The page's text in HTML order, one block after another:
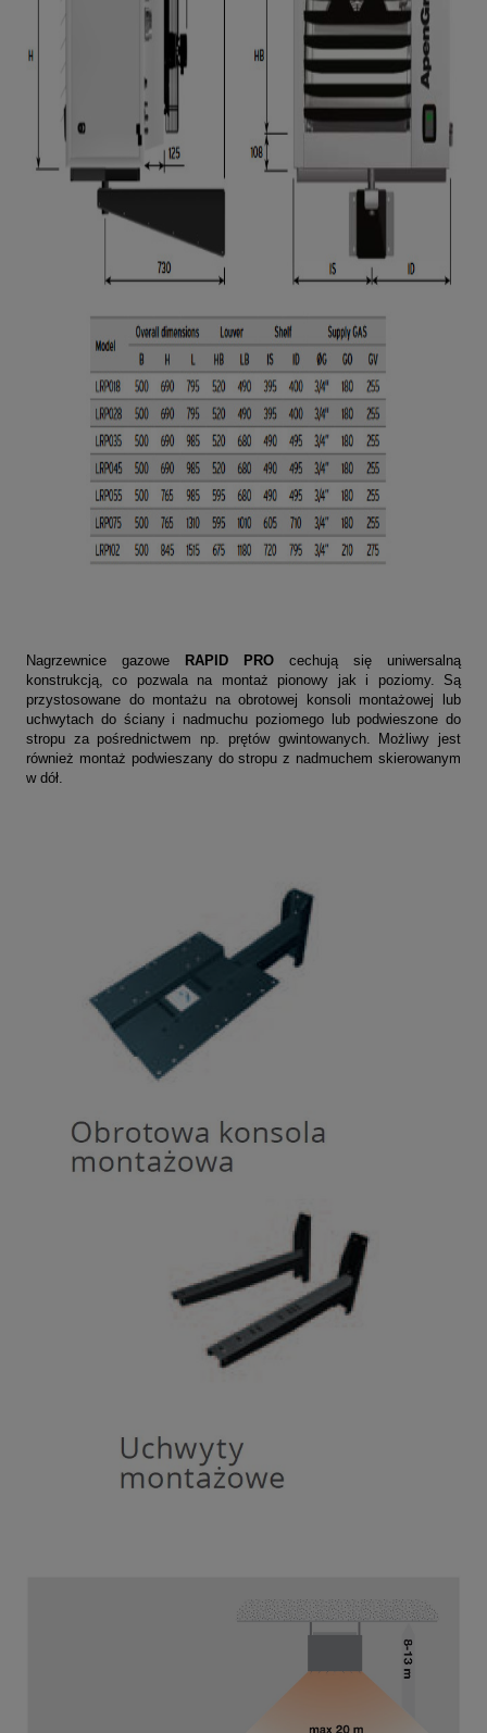
Nagrzewnice gazowe RAPID PRO cechują się uniwersalną
konstrukcją, co pozwala na montaż pionowy jak i poziomy. Są
przystosowane do montażu na obrotowej konsoli montażowej lub
uchwytach do ściany i nadmuchu poziomego lub podwieszone do
stropu za pośrednictwem np. prętów gwintowanych. Możliwy jest
również montaż podwieszany do stropu z nadmuchem skierowanym
w dół.